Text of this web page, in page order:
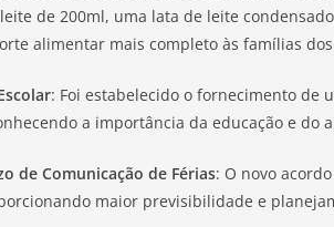
de 200ml, uma lata de leite
alimentar mais completo às famílias
: Foi estabelecido o fornecimento de
a importância da educação e do
de Comunicação de Férias: O novo
maior previsibilidade e